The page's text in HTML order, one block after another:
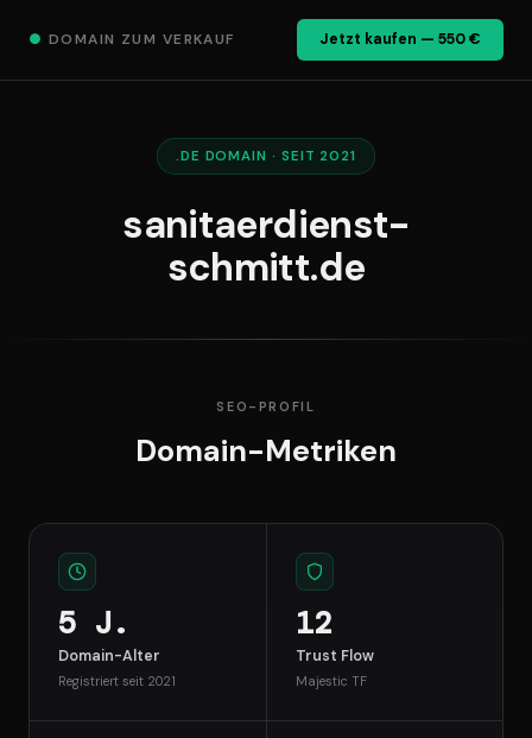
● DOMAIN ZUM VERKAUF Jetzt kaufen — 550 €
.DE DOMAIN · SEIT 2021
sanitaerdienst-
schmitt.de
SEO-PROFIL
Domain-Metriken
5 J.
Domain-Alter
Registriert seit 2021
12
Trust Flow
Majestic TF